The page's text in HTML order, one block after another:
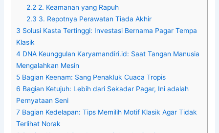
2.2 2. Keamanan yang Rapuh
2.3 3. Repotnya Perawatan Tiada Akhir
3 Solusi Kasta Tertinggi: Investasi Bernama Pagar Tempa
Klasik
4 DNA Keunggulan Karyamandiri.id: Saat Tangan Manusia
Mengalahkan Mesin
5 Bagian Keenam: Sang Penakluk Cuaca Tropis
6 Bagian Ketujuh: Lebih dari Sekadar Pagar, Ini adalah
Pernyataan Seni
7 Bagian Kedelapan: Tips Memilih Motif Klasik Agar Tidak
Terlihat Norak